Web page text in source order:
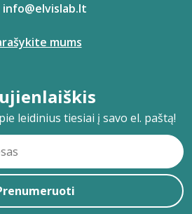
info@elvislab.lt
mums
leidinius tiesiai į savo el. paštą!